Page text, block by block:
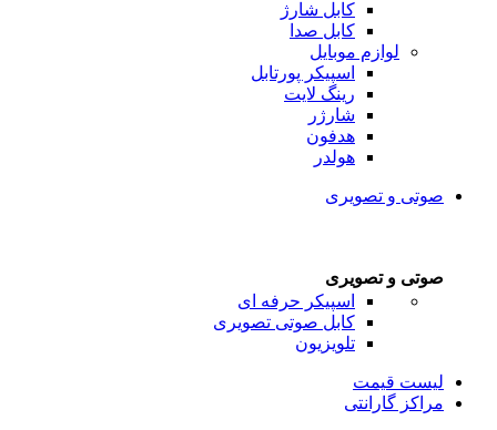
کابل شارژ
کابل صدا
لوازم موبایل
اسپیکر پورتابل
رینگ لایت
شارژر
هدفون
هولدر
صوتی و تصویری
صوتی و تصویری
اسپیکر حرفه ای
کابل صوتی تصویری
تلویزیون
لیست قیمت
مراکز گارانتی